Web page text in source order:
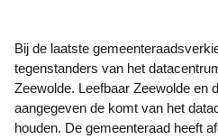
Bij de laatste gemeenteraadsverkiezing behaalden de
tegenstanders van het
Zeewolde. Leefbaar Zeewolde en
aangegeven de komt van het
houden. De gemeenteraad heeft